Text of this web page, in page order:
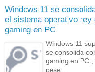
Windows 11 se
el sistema operativo rey
gaming en PC
Windows 11
se consolida
gaming en PC
pese...